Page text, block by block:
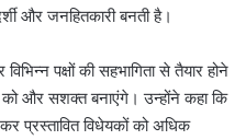
और जनहितकारी बनती है।
पक्षों की सहभागिता से तैयार होने
और सशक्त बनाएंगे। उन्होंने कहा कि
कर प्रस्तावित विधेयकों को अधिक